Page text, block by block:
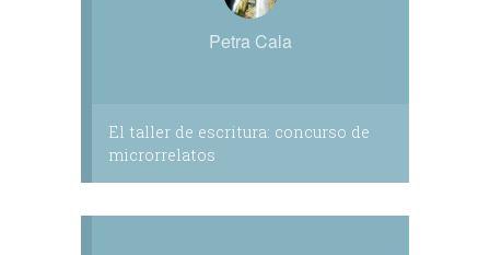
Petra Cala
El taller de escritura: concurso de
microrrelatos